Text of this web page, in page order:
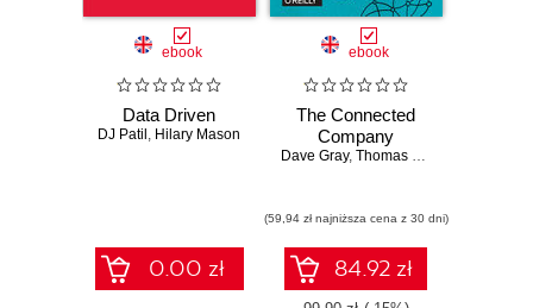
ebook
Data Driven
DJ Patil , Hilary Mason
0.00 zł
ebook
The Connected
Company
Dave Gray, Thomas Vander Wal
(59,94 zł najniższa cena z 30 dni)
84.92 zł